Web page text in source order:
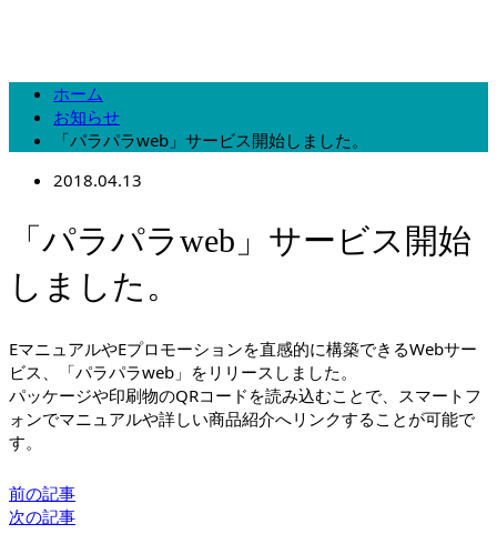
ホーム
お知らせ
「パラパラweb」サービス開始しました。
2018.04.13
「パラパラweb」サービス開始
しました。
EマニュアルやEプロモーションを直感的に構築できるWebサー
ビス、「パラパラweb」をリリースしました。
パッケージや印刷物のQRコードを読み込むことで、スマートフ
ォンでマニュアルや詳しい商品紹介へリンクすることが可能で
す。
前の記事
次の記事